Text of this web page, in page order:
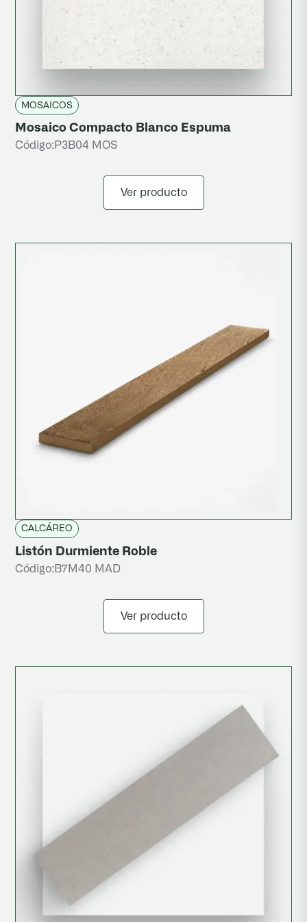
MOSAICOS
Mosaico Compacto Blanco Espuma
Código: P3B04 MOS
Ver producto
CALCÁREO
Listón Durmiente Roble
Código: B7M40 MAD
Ver producto